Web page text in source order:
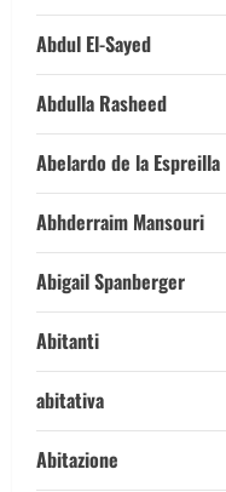
Abdul El-Sayed
Abdulla Rasheed
Abelardo de la Espreilla
Abhderraim Mansouri
Abigail Spanberger
Abitanti
abitativa
Abitazione